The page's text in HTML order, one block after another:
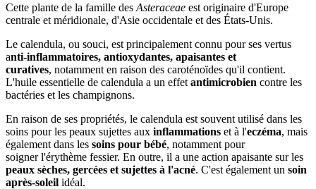
Cette plante de la famille des Asteraceae est originaire d'Europe
centrale et méridionale, d'Asie occidentale et des États-Unis.
Le calendula, ou souci, est principalement connu pour ses vertus
anti-inflammatoires, antioxydantes, apaisantes et
curatives, notamment en raison des caroténoïdes qu'il contient.
L'huile essentielle de calendula a un effet antimicrobien contre les
bactéries et les champignons.
En raison de ses propriétés, le calendula est souvent utilisé dans les
soins pour les peaux sujettes aux inflammations et à l'eczéma, mais
également dans les soins pour bébé, notamment pour
soigner l'érythème fessier. En outre, il a une action apaisante sur les
peaux sèches, gercées et sujettes à l'acné. C'est également un soin
après-soleil idéal.